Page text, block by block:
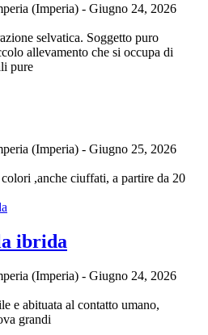
(Imperia) - Giugno 24, 2026
selvatica. Soggetto puro
allevamento che si occupa di
pure
(Imperia) - Giugno 25, 2026
,anche ciuffati, a partire da 20
ibrida
(Imperia) - Giugno 24, 2026
e abituata al contatto umano,
grandi